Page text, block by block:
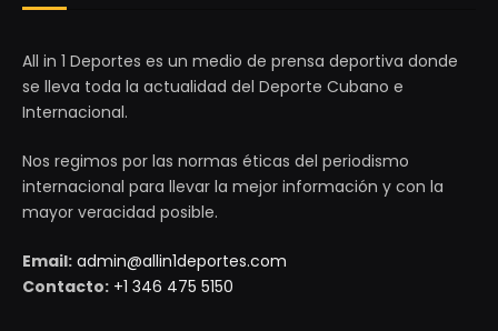
All in 1 Deportes es un medio de prensa deportiva donde
se lleva toda la actualidad del Deporte Cubano e
Internacional.
Nos regimos por las normas éticas del periodismo
internacional para llevar la mejor información y con la
mayor veracidad posible.
Email: admin@allin1deportes.com
Contacto: +1 346 475 5150